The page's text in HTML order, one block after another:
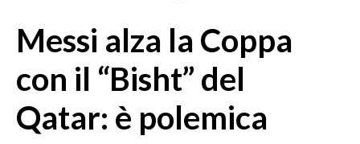
MEDIO CAMPIDANO
SASSARI E PROVINCIA
GALLURA
NUORO E PROVINCIA
Messi alza la Coppa
con il “Bisht” del
Qatar: è polemica